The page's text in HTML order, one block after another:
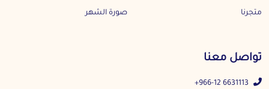
متجرنا صورة الشهر
تواصل معنا
+966-12 6631113